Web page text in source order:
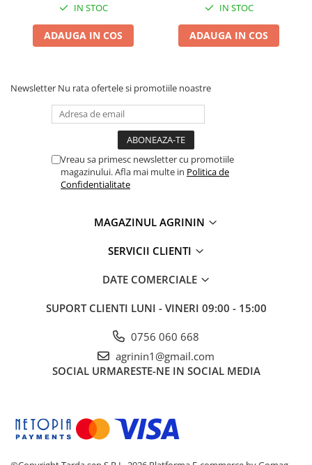
IN STOC
ADAUGA IN COS
IN STOC
ADAUGA IN COS
Newsletter Nu rata ofertele si promotiile noastre
Vreau sa primesc newsletter cu promotiile
magazinului. Afla mai multe in Politica de
Confidentialitate
MAGAZINUL AGRININ
SERVICII CLIENTI
DATE COMERCIALE
SUPORT CLIENTI LUNI - VINERI 09:00 - 15:00
0756 060 668
agrinin1@gmail.com
SOCIAL URMARESTE-NE IN SOCIAL MEDIA